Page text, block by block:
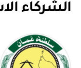
الشركاء